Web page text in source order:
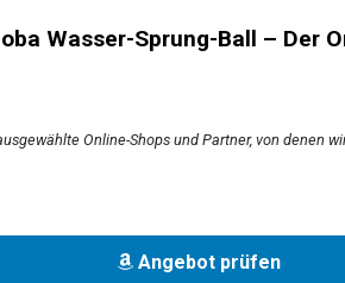
Wasser-Sprung-Ball – Der
Online-Shops und Partner, von denen
Angebot prüfen